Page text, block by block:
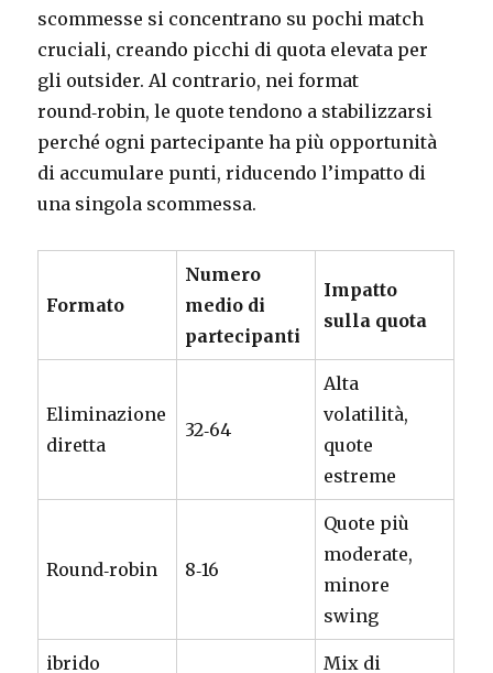
scommesse si concentrano su pochi match
cruciali, creando picchi di quota elevata per
gli outsider. Al contrario, nei format
round‑robin, le quote tendono a stabilizzarsi
perché ogni partecipante ha più opportunità
di accumulare punti, riducendo l’impatto di
una singola scommessa.
Formato
Numero
medio di
partecipanti
Impatto
sulla quota
Eliminazione
diretta
32‑64
Alta
volatilità,
quote
estreme
Round‑robin 8‑16
Quote più
moderate,
minore
swing
ibrido Mix di